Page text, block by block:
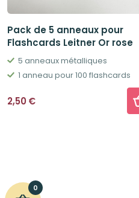
Pack de 5 anneaux pour
Flashcards Leitner Or rose
5 anneaux métalliques
1 anneau pour 100 flashcards
2,50€
0